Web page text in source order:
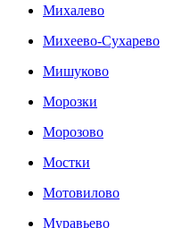
Михалево
Михеево-Сухарево
Мишуково
Морозки
Морозово
Мостки
Мотовилово
Муравьево